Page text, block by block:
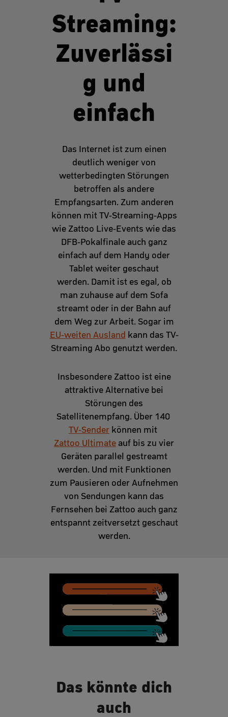
Streaming:
Zuverlässi
g und
einfach
Das Internet ist zum einen
deutlich weniger von
wetterbedingten Störungen
betroffen als andere
Empfangsarten. Zum anderen
können mit TV-Streaming-Apps
wie Zattoo Live-Events wie das
DFB-Pokalfinale auch ganz
einfach auf dem Handy oder
Tablet weiter geschaut
werden. Damit ist es egal, ob
man zuhause auf dem Sofa
streamt oder in der Bahn auf
dem Weg zur Arbeit. Sogar im
EU-weiten Ausland kann das TV-
Streaming Abo genutzt werden.
Insbesondere Zattoo ist eine
attraktive Alternative bei
Störungen des
Satellitenempfang. Über 140
TV-Sender können mit
Zattoo Ultimate auf bis zu vier
Geräten parallel gestreamt
werden. Und mit Funktionen
zum Pausieren oder Aufnehmen
von Sendungen kann das
Fernsehen bei Zattoo auch ganz
entspannt zeitversetzt geschaut
werden.
Das könnte dich
auch